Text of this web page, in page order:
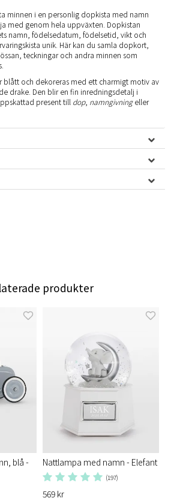
minnen i en personlig dopkista med namn
med genom hela uppväxten. Dopkistan
namn, födelsedatum, födelsetid, vikt och
unik. Här kan du samla dopkort,
teckningar och andra minnen som
blått och dekoreras med ett charmigt motiv av
drake. Den blir en fin inredningsdetalj i
present till dop, namngivningeller
produkter
blå -
Nattlampa med namn - Elefant
(197)
569 kr